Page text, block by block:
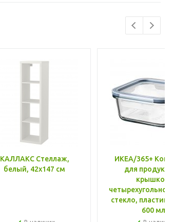
КАЛЛАКС Стеллаж,
белый, 42x147 см
ИКЕА/365+
для
крышкой,
стекло, пластик
600 мл